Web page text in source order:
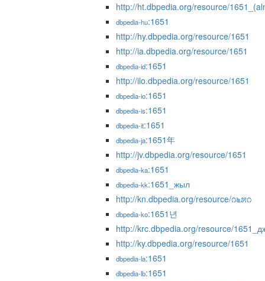
http://ht.dbpedia.org/resource/
dbpedia-hu:1651
http://hy.dbpedia.org/resource/1651
http://ia.dbpedia.org/resource/1651
dbpedia-id:1651
http://ilo.dbpedia.org/resource/1651
dbpedia-io:1651
dbpedia-is:1651
dbpedia-it:1651
dbpedia-ja:1651年
http://jv.dbpedia.org/resource/1651
dbpedia-ka:1651
dbpedia-kk:1651_жыл
http://kn.dbpedia.org/resource/೧೬೫೧
dbpedia-ko:1651년
http://krc.dbpedia.org/resource/
http://ky.dbpedia.org/resource/1651
dbpedia-la:1651
dbpedia-lb:1651